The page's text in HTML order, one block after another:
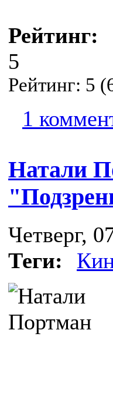
Рейтинг:
5
Рейтинг: 5 (
1
Натали
Четверг,
Теги: